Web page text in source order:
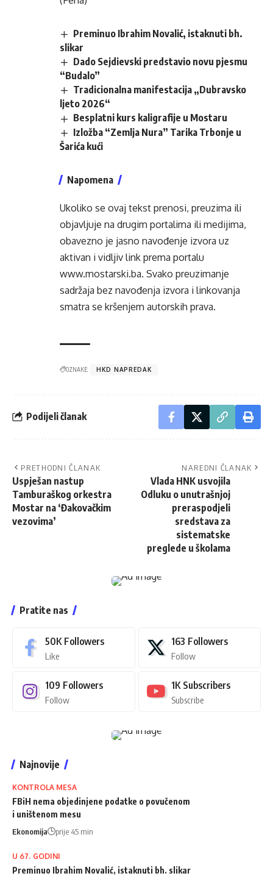
Preminuo Ibrahim Novalić, istaknuti bh.
slikar
Dado Sejdievski predstavio novu pjesmu
“Budalo”
Tradicionalna manifestacija „Dubravsko
ljeto 2026“
Besplatni kurs kaligrafije u Mostaru
Izložba “Zemlja Nura” Tarika Trbonje u
Šarića kući
Napomena
Ukoliko se ovaj tekst prenosi, preuzima ili
objavljuje na drugim portalima ili medijima,
obavezno je jasno navođenje izvora uz
aktivan i vidljiv link prema portalu
www.mostarski.ba. Svako preuzimanje
sadržaja bez navođenja izvora i linkovanja
smatra se kršenjem autorskih prava.
OZNAKE: HKD NAPREDAK
Podijeli članak
PRETHODNI ČLANAK
Uspješan nastup
Tamburaškog orkestra
Mostar na ‘Đakovačkim
vezovima’
NAREDNI ČLANAK
Vlada HNK usvojila
Odluku o unutrašnjoj
preraspodjeli
sredstava za
sistematske
preglede u školama
Pratite nas
50K Followers
Like
163 Followers
Follow
109 Followers
Follow
1K Subscribers
Subscribe
Najnovije
KONTROLA MESA
FBiH nema objedinjene podatke o povučenom
i uništenom mesu
Ekonomija prije 45 min
U 67. GODINI
Preminuo Ibrahim Novalić, istaknuti bh. slikar